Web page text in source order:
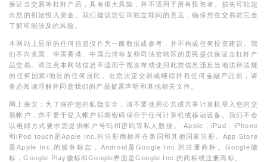
保证金交易等杠杆产品，具有很大风险，并不适用于所有投资者。损失可能超
出您的初始投入资金。我们建议您征询独立顾问的意见，确保您在交易前完全
了解可能涉及的风险。
本网站上显示的任何信息仅作为一般数据或参考，并不构成任何投资建议。我
们不向美国、中国香港、中国台湾等某些司法管辖区的居民提供保证金杠杆产
品交易。请注意本网站信息不适用于视发布或使用此类信息违反当地法律法规
的任何国家/地区的任何居民。在您决定交易或继续持有任何金融产品前，请
务必阅读理解并同意我们的产品披露声明和其他相关文件。
网上保安：为了保护您的私隐安全，请不要使用公共或共享计算机登入您的交
易帐户，亦不要于登入帐户后将密码保存于任何计算机或移动设备。我们不会
以电邮方式要求您提供帐户号码和密码等私人数据。 Apple，iPad，iPhone
和iPod touch是Apple Inc.的注册商标并在美国和其他国家注册。App Store
是Apple Inc.的服务标志，Android是Google Inc.的注册商标。Google徽
标，Google Play徽标和Google界面是Google Inc.的商标或注册商标。